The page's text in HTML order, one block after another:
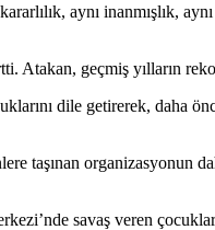
aynı inanmışlık,
Atakan, geçmiş yılların
dile getirerek, daha
taşınan organizasyonun
savaş veren